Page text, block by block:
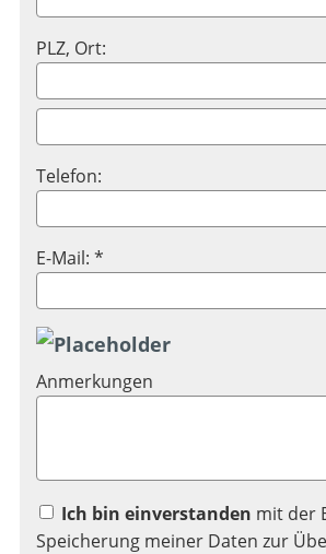
PLZ, Ort:
Telefon:
E-Mail: *
Anmerkungen
Ich bin einverstanden mit der
Speicherung meiner Daten zur